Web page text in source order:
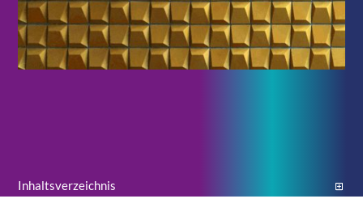
Inhaltsverzeichnis